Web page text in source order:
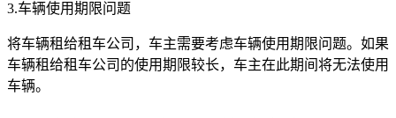
3.车辆使用期限问题
将车辆租给租车公司，车主需要考虑车辆使用期限问题。如果
车辆租给租车公司的使用期限较长，车主在此期间将无法使用
车辆。